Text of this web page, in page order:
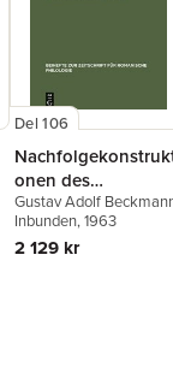
Del 106
onen des
instrumentalen
Ablativs im
Spätlatein und im
Gustav Adolf
Inbunden, 1963
2 129 kr